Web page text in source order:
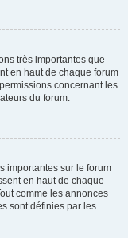
très importantes que
en haut de chaque forum
concernant les
du forum.
importantes sur le forum
en haut de chaque
comme les annonces
sont définies par les